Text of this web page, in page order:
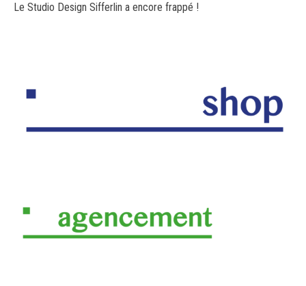
Le Studio Design Sifferlin a encore frappé !